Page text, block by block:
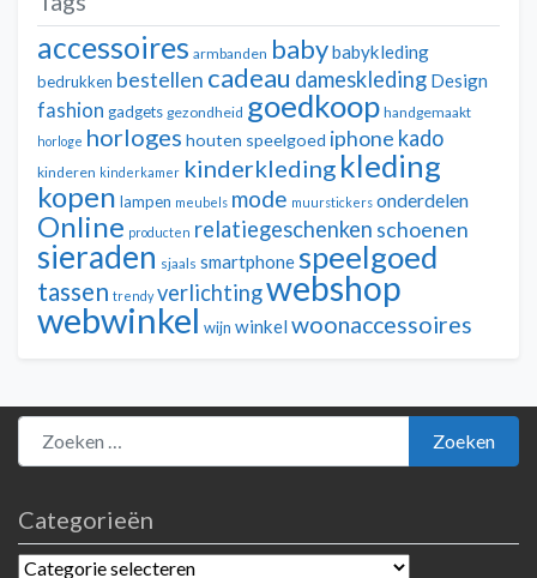
accessoires armbanden babybabykleding
bedrukken bestellen cadeau dameskleding Design
fashion gadgets gezondheid goedkoop handgemaakt
horloge horloges houten speelgoed iphone kado
kinderen kinderkamer kinderkleding kleding
kopen lampen meubels mode muurstickers onderdelen
Online producten relatiegeschenken schoenen
sieraden sjaals smartphonespeelgoed
tassen trendy verlichtingwebshop
webwinkel wijn winkelwoonaccessoires
Zoeken naar:
Zoeken
Categorieën
Categorieën